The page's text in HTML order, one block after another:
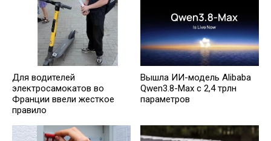
Для водителей
электросамокатов во
Франции ввели жесткое
правило
Вышла ИИ-модель Alibaba
Qwen3.8-Max с 2,4 трлн
параметров